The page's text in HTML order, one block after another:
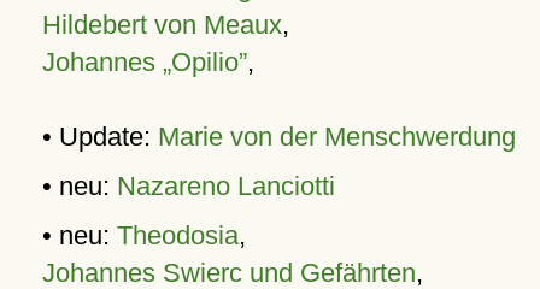
Hildebert von Meaux,
Johannes „Opilio”,
• Update: Marie von der Menschwerdung
• neu: Nazareno Lanciotti
• neu: Theodosia,
Johannes Swierc und Gefährten,